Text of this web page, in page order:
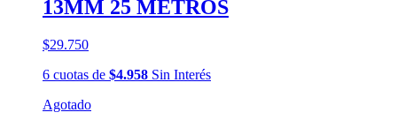
13MM 25 METROS
$29.750
6 cuotas de $4.958 Sin Interés
Agotado